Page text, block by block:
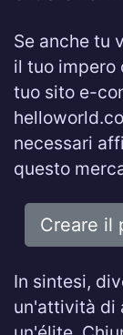
Se anche tu
il tuo impero
tuo sito e-
necessari
questo
Creare il
In sintesi,
un'attività di